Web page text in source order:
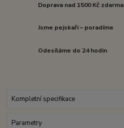
Doprava nad 1500 Kč zdarma
Jsme pejskaři – poradíme
Odesíláme do 24 hodin
Kompletní specifikace
Parametry